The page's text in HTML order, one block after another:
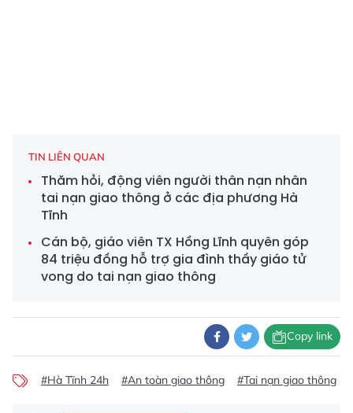
TIN LIÊN QUAN
Thăm hỏi, động viên người thân nạn nhân
tai nạn giao thông ở các địa phương Hà
Tĩnh
Cán bộ, giáo viên TX Hồng Lĩnh quyên góp
84 triệu đồng hỗ trợ gia đình thầy giáo tử
vong do tai nạn giao thông
Copy link
#Hà Tĩnh 24h #An toàn giao thông #Tai nạn giao thông